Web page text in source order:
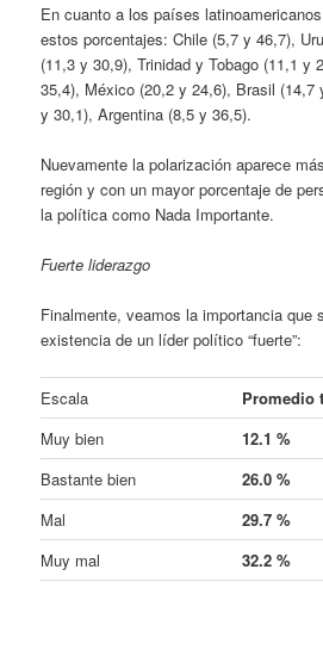
En cuanto a los países
estos porcentajes: Chile (5,7 y 46,7),
(11,3 y 30,9), Trinidad y Tobago (11,1 y
35,4), México (20,2 y 24,6), Brasil (14,7
y 30,1), Argentina (8,5 y 36,5).
Nuevamente la polarización aparece
región y con un mayor porcentaje de
la política como Nada Importante.
Fuerte liderazgo
Finalmente, veamos la importancia que
existencia de un líder político “fuerte”:
Escala
Promedio
Muy bien
12.1 %
Bastante bien
26.0 %
Mal
29.7 %
Muy mal
32.2 %